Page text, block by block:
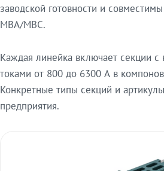
заводской готовности и
МВА/МВС.
Каждая линейка включает секции
токами от 800 до 6300 А в
Конкретные типы секций и
предприятия.